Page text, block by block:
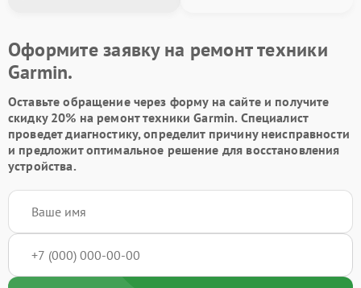
Оформите заявку на ремонт техники
Garmin.
Оставьте обращение через форму на сайте и получите
скидку 20% на ремонт техники Garmin. Специалист
проведет диагностику, определит причину неисправности
и предложит оптимальное решение для восстановления
устройства.